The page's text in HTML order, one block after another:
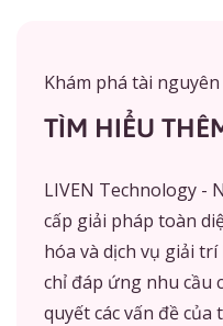
Khám phá tài
TÌM HIỂU
LIVEN Technology -
cấp giải pháp toàn
hóa và dịch vụ giải
chỉ đáp ứng nhu cầu
quyết các vấn đề của